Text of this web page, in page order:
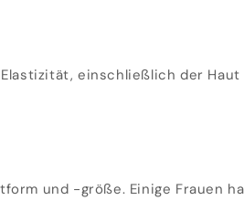
einschließlich der
und -größe. Einige Frauen